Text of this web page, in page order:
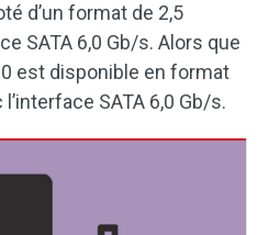
d’un format de 2,5
SATA 6,0 Gb/s. Alors que
est disponible en format
SATA 6,0 Gb/s.